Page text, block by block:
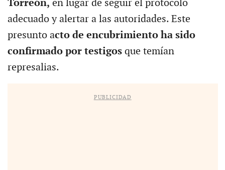
Torreón, en lugar de seguir el protocolo
adecuado y alertar a las autoridades. Este
presunto acto de encubrimiento ha sido
confirmado por testigosque temían
represalias.
PUBLICIDAD